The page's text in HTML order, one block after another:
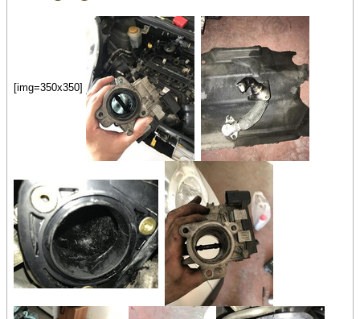
[img=350x350]